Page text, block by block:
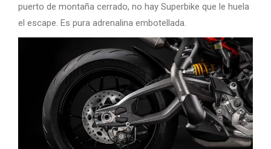
puerto de montaña cerrado, no hay Superbike que le huela
el escape. Es pura adrenalina embotellada.